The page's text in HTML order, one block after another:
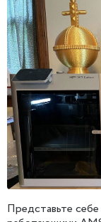
Представьте